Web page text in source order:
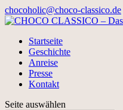
chocoholic@choco-classico.de
Startseite
Geschichte
Anreise
Presse
Kontakt
Seite auswählen